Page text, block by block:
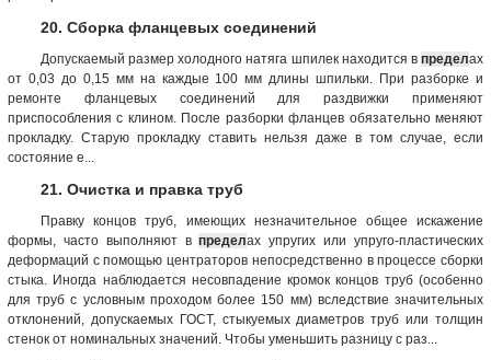
20. Сборка фланцевых соединений
Допускаемый размер холодного натяга шпилек находится в пределах
от 0,03 до 0,15 мм на каждые 100 мм длины шпильки. При разборке и
ремонте фланцевых соединений для раздвижки применяют
приспособления с клином. После разборки фланцев обязательно меняют
прокладку. Старую прокладку ставить нельзя даже в том случае, если
состояние е...
21. Очистка и правка труб
Правку концов труб, имеющих незначительное общее искажение
формы, часто выполняют впределах упругих или упруго-пластических
деформаций с помощью центраторов непосредственно в процессе сборки
стыка. Иногда наблюдается несовпадение кромок концов труб (особенно
для труб с условным проходом более 150 мм) вследствие значительных
отклонений, допускаемых ГОСТ, стыкуемых диаметров труб или толщин
стенок от номинальных значений. Чтобы уменьшить разницу с раз...